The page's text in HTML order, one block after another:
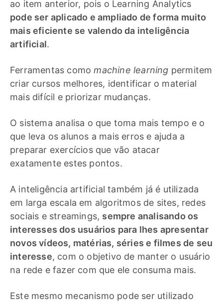
ao item anterior, pois o Learning Analytics
pode ser aplicado e ampliado de forma muito
mais eficiente se valendo da inteligência
artificial.
Ferramentas comomachine learning permitem
criar cursos melhores, identificar o material
mais difícil e priorizar mudanças.
O sistema analisa o que toma mais tempo e o
que leva os alunos a mais erros e ajuda a
preparar exercícios que vão atacar
exatamente estes pontos.
A inteligência artificial também já é utilizada
em larga escala em algoritmos de sites, redes
sociais e streamings, sempre analisando os
interesses dos usuários para lhes apresentar
novos vídeos, matérias, séries e filmes de seu
interesse, com o objetivo de manter o usuário
na rede e fazer com que ele consuma mais.
Este mesmo mecanismo pode ser utilizado